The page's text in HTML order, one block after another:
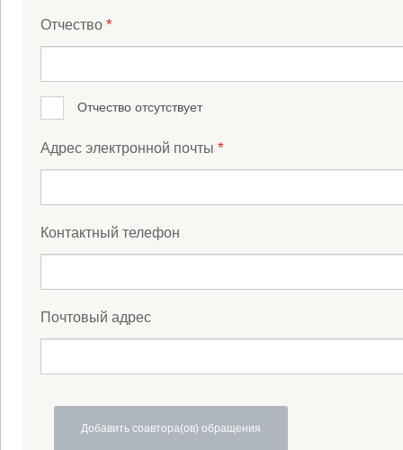
Отчество *
Отчество отсутствует
Адрес электронной почты *
Контактный телефон
Почтовый адрес
Добавить соавтора(ов) обращения